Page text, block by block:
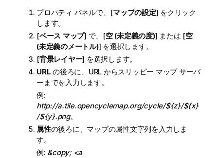
プロパティ パネルで、[マップの設定] をクリック
します。
[ベース マップ] で、[空 (未定義の度)] または [空
(未定義のメートル)] を選択します。
[背景レイヤー] を選択します。
URL の後ろに、URL からスリッピー マップ サーバ
ーまでを入力します。
例:
http://a.tile.opencyclemap.org/cycle/${z}/${x}
/${y}.png。
属性の後ろに、マップの属性文字列を入力しま
す。
例: &copy; <a